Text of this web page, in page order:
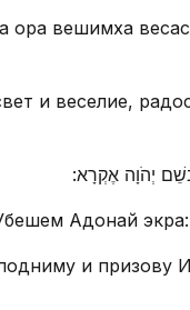
ора вешимха
и веселие,
יְהֹוָה אֶקְרָא:
Адонай экра:
и призову